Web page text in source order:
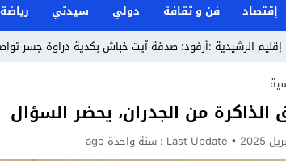
إقتصاد فن و ثقافة دولي سيدتي رياضة
العيون : ل_
Stop
Previous
Next
من الجدران، يحضر السؤال
Last Update : سنة واحدة ago